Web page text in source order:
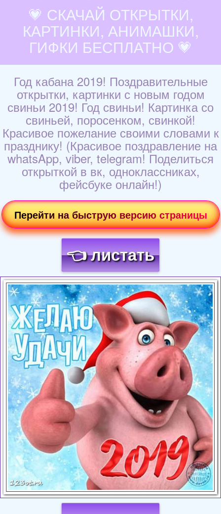
💗 СКАЧАЙ ОТКРЫТКИ,
КАРТИНКИ, АНИМАШКИ,
ГИФКИ БЕСПЛАТНО 💗
Год кабана 2019! Поздравительные
открытки, картинки с новым годом
свиньи 2019! Год свиньи! Картинка со
свиньей, поросенком, свинкой!
Красивое пожелание своими словами к
празднику! (Красивое поздравление на
whatsApp, viber, telegram! Поделиться
открыткой в вк, одноклассниках,
фейсбуке онлайн!)
Перейти на быструю версию страницы
👈 листать
Загрузка картинки...